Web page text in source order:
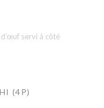
servi à côté
(4P)